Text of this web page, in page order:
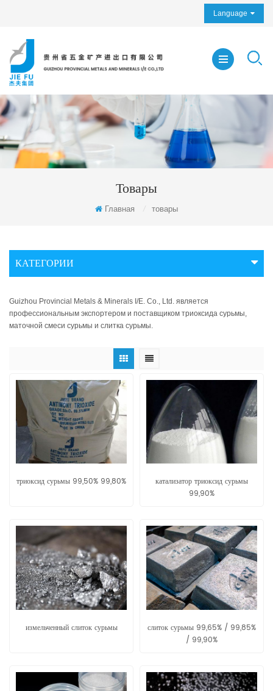
Language
Товары
Главная товары
КАТЕГОРИИ
Guizhou Provincial Metals & Minerals I/E. Co., Ltd. является
профессиональным экспортером и поставщиком триоксида сурьмы,
маточной смеси сурьмы и слитка сурьмы.
триоксид сурьмы 99,50% 99,80%
катализатор триоксид сурьмы
99,90%
измельченный слиток сурьмы
слиток сурьмы 99,65% / 99,85%
/ 99,90%